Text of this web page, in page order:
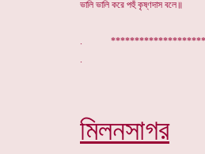
ভালি ভালি করে পহুঁ কৃষ্ণদাস বলে॥
.
মিলনসাগর